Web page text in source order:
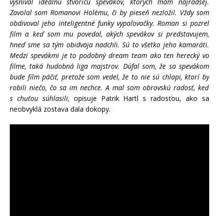
Zavolal som Romanovi Holému, či by pieseň nezložil. Vždy som
obdivoval jeho inteligentné funky vypaľovačky. Roman si pozrel
film a keď som mu povedal, akých spevákov si predstavujem,
hneď sme sa tým obidvaja nadchli. Sú to všetko jeho kamaráti.
Medzi spevákmi je to podobný dream team ako ten herecký vo
filme, taká hudobná liga majstrov. Dúfal som, že sa spevákom
bude film páčiť, pretože som vedel, že to nie sú chlapi, ktorí by
robili niečo, čo sa im nechce. A mal som obrovskú radosť, keď
s chuťou súhlasili, opisuje Patrik Hartl s radosťou, ako sa
neobvyklá zostava dala dokopy.